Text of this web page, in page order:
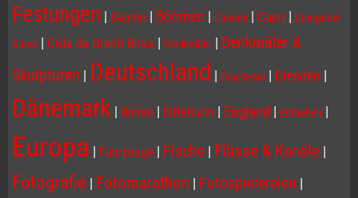
Festungen | Bäume | Böhmen | Cannes | Capri | Computer-
Kunst | Côte de Granit Rose | Denkmäler | Denkmäler &
Skulpturen | Deutschland | Drachenei | Dresden |
Dänemark | Dünen | Eiffelturm | England | Erdbeben |
Europa | Fahrzeuge | Fische | Flüsse & Kanäle |
Fotografie | Fotomarathon | Fotospielereien |